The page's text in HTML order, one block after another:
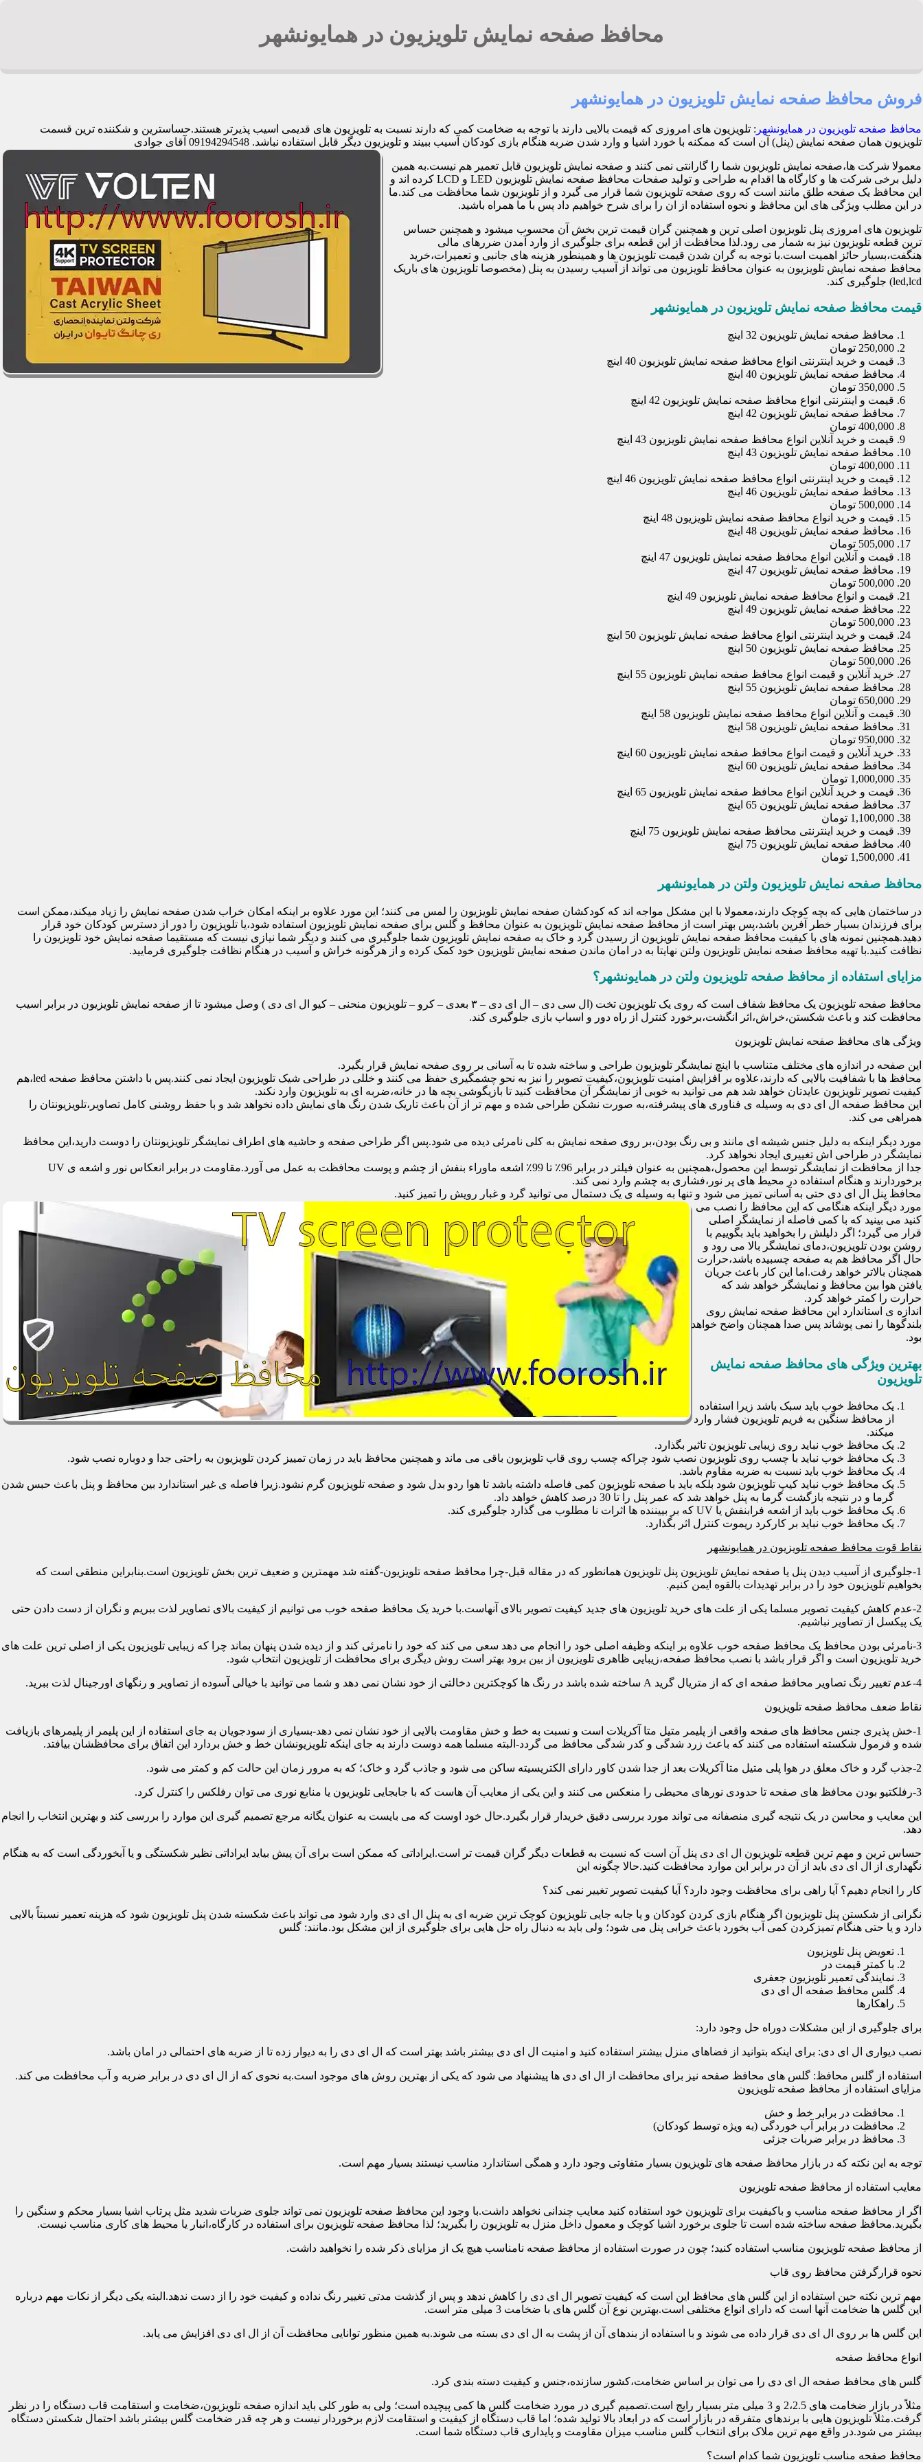
محافظ صفحه نمایش تلویزیون در همایونشهر
فروش محافظ صفحه نمایش تلویزیون در همایونشهر
محافظ صفحه تلویزیون در همایونشهر : تلویزیون های امروزی که قیمت بالایی دارند با توجه به ضخامت کمی که دارند نسبت به تلویزیون های قدیمی اسیب پذیرتر هستند.حساسترین و شکننده ترین قسمت
تلویزیون همان صفحه نمایش (پنل) آن است که ممکنه با خورد اشیا و وارد شدن ضربه هنگام بازی کودکان آسیب ببیند و تلویزیون دیگر قابل استفاده نباشد. 09194294548 آقای جوادی
معمولا شرکت ها،صفحه نمایش تلویزیون شما را گارانتی نمی کنند و صفحه نمایش تلویزیون قابل تعمیر هم نیست.به همین
دلیل برخی شرکت ها و کارگاه ها اقدام به طراحی و تولید صفحات محافظ صفحه نمایش تلویزیون LED و LCD کرده اند و
این محافظ یک صفحه طلق مانند است که روی صفحه تلویزیون شما قرار می گیرد و از تلویزیون شما محافظت می کند.ما
در این مطلب ویژگی های این محافظ و نحوه استفاده از ان را برای شرح خواهیم داد پس با ما همراه باشید.
تلویزیون های امروزی پنل تلویزیون اصلی ترین و همچنین گران قیمت ترین بخش آن محسوب میشود و همچنین حساس
ترین قطعه تلویزیون نیز به شمار می رود.لذا محافظت از این قطعه برای جلوگیری از وارد آمدن ضررهای مالی
هنگفت،بسیار حائز اهمیت است.با توجه به گران شدن قیمت تلویزیون ها و همینطور هزینه های جانبی و تعمیرات،خرید
محافظ صفحه نمایش تلویزیون به عنوان محافظ تلویزیون می تواند از آسیب رسیدن به پنل (مخصوصا تلویزیون های باریک
led,lcd) جلوگیری کند.
قیمت محافظ صفحه نمایش تلویزیون در همایونشهر
محافظ صفحه نمایش تلویزیون 32 اینچ
250,000 تومان
قیمت و خرید اینترنتی انواع محافظ صفحه نمایش تلویزیون 40 اینچ
محافظ صفحه نمایش تلویزیون 40 اینچ
350,000 تومان
قیمت و اینترنتی انواع محافظ صفحه نمایش تلویزیون 42 اینچ
محافظ صفحه نمایش تلویزیون 42 اینچ
400,000 تومان
قیمت و خرید آنلاین انواع محافظ صفحه نمایش تلویزیون 43 اینچ
محافظ صفحه نمایش تلویزیون 43 اینچ
400,000 تومان
قیمت و خرید اینترنتی انواع محافظ صفحه نمایش تلویزیون 46 اینچ
محافظ صفحه نمایش تلویزیون 46 اینچ
500,000 تومان
قیمت و خرید انواع محافظ صفحه نمایش تلویزیون 48 اینچ
محافظ صفحه نمایش تلویزیون 48 اینچ
505,000 تومان
قیمت و آنلاین انواع محافظ صفحه نمایش تلویزیون 47 اینچ
محافظ صفحه نمایش تلویزیون 47 اینچ
500,000 تومان
قیمت و انواع محافظ صفحه نمایش تلویزیون 49 اینچ
محافظ صفحه نمایش تلویزیون 49 اینچ
500,000 تومان
قیمت و خرید اینترنتی انواع محافظ صفحه نمایش تلویزیون 50 اینچ
محافظ صفحه نمایش تلویزیون 50 اینچ
500,000 تومان
خرید آنلاین و قیمت انواع محافظ صفحه نمایش تلویزیون 55 اینچ
محافظ صفحه نمایش تلویزیون 55 اینچ
650,000 تومان
قیمت و آنلاین انواع محافظ صفحه نمایش تلویزیون 58 اینچ
محافظ صفحه نمایش تلویزیون 58 اینچ
950,000 تومان
خرید آنلاین و قیمت انواع محافظ صفحه نمایش تلویزیون 60 اینچ
محافظ صفحه نمایش تلویزیون 60 اینچ
1,000,000 تومان
قیمت و خرید آنلاین انواع محافظ صفحه نمایش تلویزیون 65 اینچ
محافظ صفحه نمایش تلویزیون 65 اینچ
1,100,000 تومان
قیمت و خرید اینترنتی محافظ صفحه نمایش تلویزیون 75 اینچ
محافظ صفحه نمایش تلویزیون 75 اینچ
1,500,000 تومان
محافظ صفحه نمایش تلویزیون ولتن در همایونشهر
در ساختمان هایی که بچه کوچک دارند،معمولا با این مشکل مواجه اند که کودکشان صفحه نمایش تلویزیون را لمس می کنند؛ این مورد علاوه بر اینکه امکان خراب شدن صفحه نمایش را زیاد میکند،ممکن است
برای فرزندان بسیار خطر آفرین باشد،پس بهتر است از محافظ صفحه نمایش تلویزیون به عنوان محافظ و گلس برای صفحه نمایش تلویزیون استفاده شود،یا تلویزیون را دور از دسترس کودکان خود قرار
دهید.همچنین نمونه های با کیفیت محافظ صفحه نمایش تلویزیون از رسیدن گرد و خاک به صفحه نمایش تلویزیون شما جلوگیری می کنند و دیگر شما نیازی نیست که مستقیما صفحه نمایش خود تلویزیون را
نظافت کنید.با تهیه محافظ صفحه نمایش تلویزیون ولتن نهایتا به در امان ماندن صفحه نمایش تلویزیون خود کمک کرده و از هرگونه خراش و آسیب در هنگام نظافت جلوگیری فرمایید.
مزایای استفاده از محافظ صفحه تلویزیون ولتن در همایونشهر؟
محافظ صفحه تلویزیون یک محافظ شفاف است که روی یک تلویزیون تخت (ال سی دی – ال ای دی – ۳ بعدی – کرو – تلویزیون منحنی – کیو ال ای دی ) وصل میشود تا از صفحه نمایش تلویزیون در برابر اسیب
محافظت کند و باعث شکستن،خراش،اثر انگشت،برخورد کنترل از راه دور و اسباب بازی جلوگیری کند.
ویژگی های محافظ صفحه نمایش تلویزیون
این صفحه در اندازه های مختلف متناسب با اینچ نمایشگر تلویزیون طراحی و ساخته شده تا به آسانی بر روی صفحه نمایش قرار بگیرد.
محافظ ها با شفافیت بالایی که دارند،علاوه بر افزایش امنیت تلویزیون،کیفیت تصویر را نیز به نحو چشمگیری حفظ می کنند و خللی در طراحی شیک تلویزیون ایجاد نمی کنند.پس با داشتن محافظ صفحه led،هم
کیفیت تصویر تلویزیون عایدتان خواهد شد هم می توانید به خوبی از نمایشگر آن محافظت کنید تا بازیگوشی بچه ها در خانه،ضربه ای به تلویزیون وارد نکند.
این محافظ صفحه ال ای دی به وسیله ی فناوری های پیشرفته،به صورت نشکن طراحی شده و مهم تر از آن باعث تاریک شدن رنگ های نمایش داده نخواهد شد و با حفظ روشنی کامل تصاویر،تلویزیونتان را
همراهی می کند.
مورد دیگر اینکه به دلیل جنس شیشه ای مانند و بی رنگ بودن،بر روی صفحه نمایش به کلی نامرئی دیده می شود.پس اگر طراحی صفحه و حاشیه های اطراف نمایشگر تلویزیونتان را دوست دارید،این محافظ
نمایشگر در طراحی اش تغییری ایجاد نخواهد کرد.
جدا از محافظت از نمایشگر توسط این محصول،همچنین به عنوان فیلتر در برابر 96٪ تا 99٪ اشعه ماوراء بنفش از چشم و پوست محافظت به عمل می آورد.مقاومت در برابر انعکاس نور و اشعه ی UV
برخوردارند و هنگام استفاده در محیط های پر نور،فشاری به چشم وارد نمی کند.
محافظ پنل ال ای دی حتی به آسانی تمیز می شود و تنها به وسیله ی یک دستمال می توانید گرد و غبار رویش را تمیز کنید.
مورد دیگر اینکه هنگامی که این محافظ را نصب می
کنید می بینید که با کمی فاصله از نمایشگر اصلی
قرار می گیرد؛ اگر دلیلش را بخواهید باید بگوییم با
روشن بودن تلویزیون،دمای نمایشگر بالا می رود و
حال اگر محافظ هم به صفحه چسبیده باشد،حرارت
همچنان بالاتر خواهد رفت.اما این کار باعث جریان
یافتن هوا بین محافظ و نمایشگر خواهد شد که
حرارت را کمتر خواهد کرد.
اندازه ی استاندارد این محافظ صفحه نمایش روی
بلندگوها را نمی پوشاند پس صدا همچنان واضح خواهد
بود.
بهترین ویژگی های محافظ صفحه نمایش
تلویزیون
یک محافظ خوب باید سبک باشد زیرا استفاده
از محافظ سنگین به فریم تلویزیون فشار وارد
میکند.
یک محافظ خوب نباید روی زیبایی تلویزیون تاثیر بگذارد.
یک محافظ خوب نباید با چسب روی تلویزیون نصب شود چراکه چسب روی قاب تلویزیون باقی می ماند و همچنین محافظ باید در زمان تمییز کردن تلویزیون به راحتی جدا و دوباره نصب شود.
یک محافظ خوب باید نسبت به ضربه مقاوم باشد.
یک محافظ خوب نباید کیپ تلویزیون شود بلکه باید با صفحه تلویزیون کمی فاصله داشته باشد تا هوا ردو بدل شود و صفحه تلویزیون گرم نشود.زیرا فاصله ی غیر استاندارد بین محافظ و پنل باعث حبس شدن
گرما و در نتیجه بازگشت گرما به پنل خواهد شد که عمر پنل را تا 30 درصد کاهش خواهد داد.
یک محافظ خوب باید از اشعه فرابنفش یا UV که بر بییننده ها اثرات نا مطلوب می گذارد جلوگیری کند.
یک محافظ خوب نباید بر کارکرد ریموت کنترل اثر بگذارد.
نقاط قوت محافظ صفحه تلویزیون در همایونشهر
1-جلوگیری از آسیب دیدن پنل یا صفحه نمایش تلویزیون پنل تلویزیون همانطور که در مقاله قبل-چرا محافظ صفحه تلویزیون-گفته شد مهمترین و ضعیف ترین بخش تلویزیون است.بنابراین منطقی است که
بخواهیم تلویزیون خود را در برابر تهدیدات بالقوه ایمن کنیم.
2-عدم کاهش کیفیت تصویر مسلما یکی از علت های خرید تلویزیون های جدید کیفیت تصویر بالای آنهاست.با خرید یک محافظ صفحه خوب می توانیم از کیفیت بالای تصاویر لذت ببریم و نگران از دست دادن حتی
یک پیکسل از تصاویر نباشیم.
3-نامرئی بودن محافظ یک محافظ صفحه خوب علاوه بر اینکه وظیفه اصلی خود را انجام می دهد سعی می کند که خود را نامرئی کند و از دیده شدن پنهان بماند چرا که زیبایی تلویزیون یکی از اصلی ترین علت های
خرید تلویزیون است و اگر قرار باشد با نصب محافظ صفحه،زیبایی ظاهری تلویزیون از بین برود بهتر است روش دیگری برای محافظت از تلویزیون انتخاب شود.
4-عدم تغییر رنگ تصاویر محافظ صفحه ای که از متریال گرید A ساخته شده باشد در رنگ ها کوچکترین دخالتی از خود نشان نمی دهد و شما می توانید با خیالی آسوده از تصاویر و رنگهای اورجینال لذت ببرید.
نقاط ضعف محافظ صفحه تلویزیون
1-خش پذیری جنس محافظ های صفحه واقعی از پلیمر متیل متا آکریلات است و نسبت به خط و خش مقاومت بالایی از خود نشان نمی دهد-بسیاری از سودجویان به جای استفاده از این پلیمر از پلیمرهای بازیافت
شده و فرمول شکسته استفاده می کنند که باعث زرد شدگی و کدر شدگی محافظ می گردد-البته مسلما همه دوست دارند به جای اینکه تلویزیونشان خط و خش بردارد این اتفاق برای محافظشان بیافتد.
2-جذب گرد و خاک معلق در هوا پلی متیل متا آکریلات بعد از جدا شدن کاور دارای الکتریسیته ساکن می شود و جاذب گرد و خاک؛ که به مرور زمان این حالت کم و کمتر می شود.
3-رفلکتیو بودن محافظ های صفحه تا حدودی نورهای محیطی را منعکس می کنند و این یکی از معایب آن هاست که با جابجایی تلویزیون یا منابع نوری می توان رفلکس را کنترل کرد.
این معایب و محاسن در یک نتیجه گیری منصفانه می تواند مورد بررسی دقیق خریدار قرار بگیرد.حال خود اوست که می بایست به عنوان یگانه مرجع تصمیم گیری این موارد را بررسی کند و بهترین انتخاب را انجام
دهد.
حساس ترین و مهم ترین قطعه تلویزیون ال ای دی پنل آن است که نسبت به قطعات دیگر گران قیمت تر است.ایراداتی که ممکن است برای آن پیش بیاید ایراداتی نظیر شکستگی و یا آبخوردگی است که به هنگام
نگهداری از ال ای دی باید از آن در برابر این موارد محافظت کنید.حالا چگونه این
کار را انجام دهیم؟ آیا راهی برای محافظت وجود دارد؟ آیا کیفیت تصویر تغییر نمی کند؟
نگرانی از شکستن پنل تلویزیون اگر هنگام بازی کردن کودکان و یا جابه جایی تلویزیون کوچک ترین ضربه ای به پنل ال ای دی وارد شود می تواند باعث شکسته شدن پنل تلویزیون شود که هزینه تعمیر نسبتاً بالایی
دارد و یا حتی هنگام تمیزکردن کمی آب بخورد باعث خرابی پنل می شود؛ ولی باید به دنبال راه حل هایی برای جلوگیری از این مشکل بود.مانند: گلس
تعویض پنل تلویزیون
با کمتر قیمت در
نمایندگی تعمیر تلویزیون جعفری
گلس محافظ صفحه ال ای دی
راهکارها
برای جلوگیری از این مشکلات دوراه حل وجود دارد:
نصب دیواری ال ای دی: برای اینکه بتوانید از فضاهای منزل بیشتر استفاده کنید و امنیت ال ای دی بیشتر باشد بهتر است که ال ای دی را به دیوار زده تا از ضربه های احتمالی در امان باشد.
استفاده از گلس محافظ: گلس های محافظ صفحه نیز برای محافظت از ال ای دی ها پیشنهاد می شود که یکی از بهترین روش های موجود است.به نحوی که از ال ای دی در برابر ضربه و آب محافظت می کند.
مزایای استفاده از محافظ صفحه تلویزیون
محافظت در برابر خط و خش
محافظت در برابر آب خوردگی (به ویژه توسط کودکان)
محافظ در برابر ضربات جزئی
توجه به این نکته که در بازار محافظ صفحه های تلویزیون بسیار متفاوتی وجود دارد و همگی استاندارد مناسب نیستند بسیار مهم است.
معایب استفاده از محافظ صفحه تلویزیون
اگر از محافظ صفحه مناسب و باکیفیت برای تلویزیون خود استفاده کنید معایب چندانی نخواهد داشت.با وجود این محافظ صفحه تلویزیون نمی تواند جلوی ضربات شدید مثل پرتاب اشیا بسیار محکم و سنگین را
بگیرید.محافظ صفحه ساخته شده است تا جلوی برخورد اشیا کوچک و معمول داخل منزل به تلویزیون را بگیرید؛ لذا محافظ صفحه تلویزیون برای استفاده در کارگاه،انبار یا محیط های کاری مناسب نیست.
از محافظ صفحه تلویزیون مناسب استفاده کنید؛ چون در صورت استفاده از محافظ صفحه نامناسب هیچ یک از مزایای ذکر شده را نخواهید داشت.
نحوه قرارگرفتن محافظ روی قاب
مهم ترین نکته حین استفاده از این گلس های محافظ این است که کیفیت تصویر ال ای دی را کاهش ندهد و پس از گذشت مدتی تغییر رنگ نداده و کیفیت خود را از دست ندهد.البته یکی دیگر از نکات مهم درباره
این گلس ها ضخامت آنها است که دارای انواع مختلفی است.بهترین نوع آن گلس های با ضخامت 3 میلی متر است.
این گلس ها بر روی ال ای دی قرار داده می شوند و با استفاده از بندهای آن از پشت به ال ای دی بسته می شوند.به همین منظور توانایی محافظت آن از ال ای دی افزایش می یابد.
انواع محافظ صفحه
گلس های محافظ صفحه ال ای دی را می توان بر اساس ضخامت،کشور سازنده،جنس و کیفیت دسته بندی کرد.
مثلاً در بازار ضخامت های 2،2.5 و 3 میلی متر بسیار رایج است.تصمیم گیری در مورد ضخامت گلس ها کمی پیچیده است؛ ولی به طور کلی باید اندازه صفحه تلویزیون،ضخامت و استقامت قاب دستگاه را در نظر
گرفت.مثلاً تلویزیون هایی با برندهای متفرقه در بازار است که در ابعاد بالا تولید شده؛ اما قاب دستگاه از کیفیت و استقامت لازم برخوردار نیست و هر چه قدر ضخامت گلس بیشتر باشد احتمال شکستن دستگاه
بیشتر می شود.در واقع مهم ترین ملاک برای انتخاب گلس مناسب میزان مقاومت و پایداری قاب دستگاه شما است.
محافظ صفحه مناسب تلویزیون شما کدام است؟